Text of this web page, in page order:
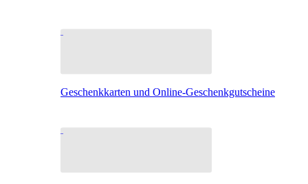
Geschenkkarten und Online-Geschenkgutscheine